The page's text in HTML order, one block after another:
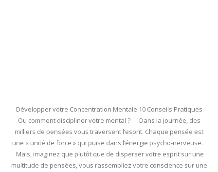
Développer votre Concentration Mentale 10 Conseils Pratiques
Ou comment discipliner votre mental ? Dans la journée, des
milliers de pensées vous traversent l’esprit. Chaque pensée est
une « unité de force » qui puise dans l’énergie psycho-nerveuse.
Mais, imaginez que plutôt que de disperser votre esprit sur une
multitude de pensées, vous rassembliez votre conscience sur une